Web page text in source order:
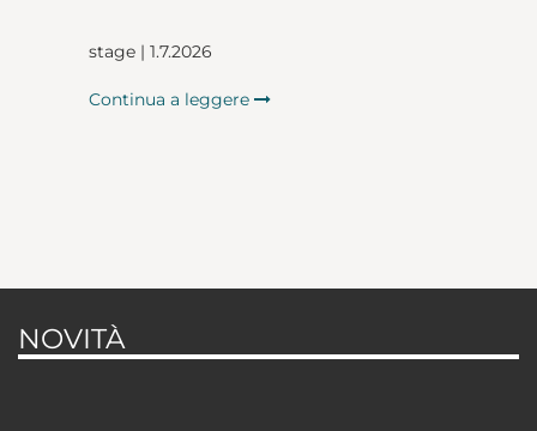
stage | 1.7.2026
Continua a leggere
NOVITÀ